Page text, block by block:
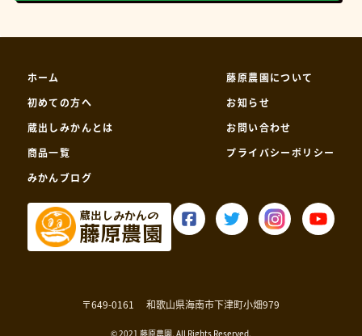
〒649-0161 和歌山県海南市下津町小畑979
© 2021 藤原農園. All Rights Reserved.
ホーム
初めての方へ
蔵出しみかんとは
商品一覧
みかんブログ
藤原農園について
お知らせ
お問い合わせ
プライバシーポリシー
蔵出しみかんの
藤原農園